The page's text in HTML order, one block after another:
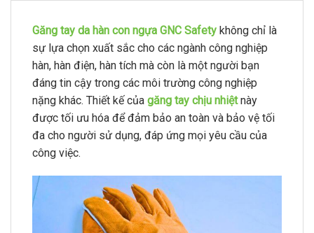
Găng tay da hàn con ngựa GNC Safety không chỉ là
sự lựa chọn xuất sắc cho các ngành công nghiệp
hàn, hàn điện, hàn tích mà còn là một người bạn
đáng tin cậy trong các môi trường công nghiệp
nặng khác. Thiết kế của găng tay chịu nhiệtnày
được tối ưu hóa để đảm bảo an toàn và bảo vệ tối
đa cho người sử dụng, đáp ứng mọi yêu cầu của
công việc.